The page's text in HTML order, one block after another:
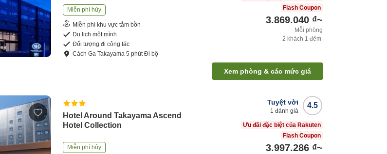
Miễn phí hủy
Miễn phí khu vực tắm bồn
Du lịch một mình
Đối tượng đi công tác
CáchGa Takayama5 phútĐi bộ
Flash Coupon
3.869.040 ₫~
Mỗi phòng
2 khách 1 đêm
Xem phòng & các mức giá
Hotel Around Takayama Ascend
Hotel Collection
Miễn phí hủy
4.5
Tuyệt vời
1 đánh giá
Ưu đãi đặc biệt của Rakuten
Flash Coupon
3.997.286 ₫~